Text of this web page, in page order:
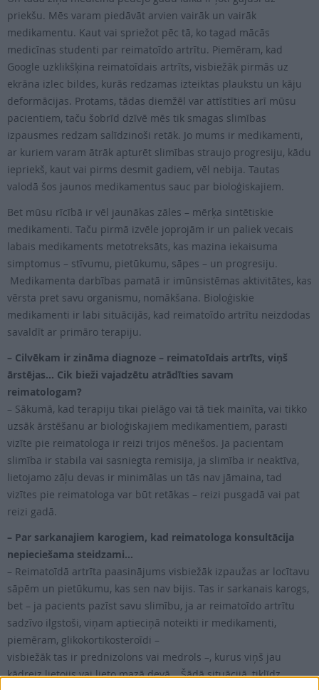
priekšu. Mēs varam piedāvāt arvien vairāk un vairāk
medikamentu. Kaut vai spriežot pēc tā, ko tagad mācās
medicīnas studenti par reimatoīdo artrītu. Piemēram, kad
Google uzklikšķina reimatoīdais artrīts, visbiežāk pirmās uz
ekrāna izlec bildes, kurās redzamas izteiktas plaukstu un kāju
deformācijas. Protams, tādas diemžēl var attīstīties arī mūsu
pacientiem, taču šobrīd dzīvē mēs tik smagas slimības
izpausmes redzam salīdzinoši retāk. Jo mums ir medikamenti,
ar kuriem varam ātrāk apturēt slimības straujo progresiju, kādu
iepriekš, kaut vai pirms desmit gadiem, vēl nebija. Tautas
valodā šos jaunos medikamentus sauc par bioloģiskajiem.
Bet mūsu rīcībā ir vēl jaunākas zāles – mērķa sintētiskie
medikamenti. Taču pirmā izvēle joprojām ir un paliek vecais
labais medikaments metotreksāts, kas mazina iekaisuma
simptomus – stīvumu, pietūkumu, sāpes – un progresiju.
Medikamenta darbības pamatā ir imūnsistēmas aktivitātes, kas
vērsta pret savu organismu, nomākšana. Bioloģiskie
medikamenti ir labi situācijās, kad reimatoīdo artrītu neizdodas
savaldīt ar primāro terapiju.
– Cilvēkam ir zināma diagnoze – reimatoīdais artrīts, viņš
ārstējas… Cik bieži vajadzētu atrādīties savam
reimatologam?
– Sākumā, kad terapiju tikai pielāgo vai tā tiek mainīta, vai tikko
uzsāk ārstēšanu ar bioloģiskajiem medikamentiem, parasti
vizīte pie reimatologa ir reizi trijos mēnešos. Ja pacientam
slimība ir stabila vai sasniegta remisija, ja slimība ir neaktīva,
lietojamo zāļu devas ir minimālas un tās nav jāmaina, tad
vizītes pie reimatologa var būt retākas – reizi pusgadā vai pat
reizi gadā.
– Par sarkanajiem karogiem, kad reimatologa konsultācija
nepieciešama steidzami…
– Reimatoīdā artrīta paasinājums visbiežāk izpaužas ar locītavu
sāpēm un pietūkumu, kas sen nav bijis. Tas ir sarkanais karogs,
bet – ja pacients pazīst savu slimību, ja ar reimatoīdo artrītu
sadzīvo ilgstoši, viņam aptieciņā noteikti ir medikamenti,
piemēram, glikokortikosteroīdi –
visbiežāk tas ir prednizolons vai medrols –, kurus viņš jau
kādreiz lietojis vai lieto mazā devā… Šādā situācijā, tiklīdz